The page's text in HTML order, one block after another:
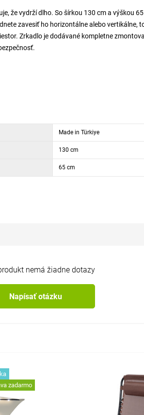
že vydrží dlho. So šírkou 130 cm a výškou
zavesiť ho horizontálne alebo vertikálne,
Zrkadlo je dodávané kompletne
Made in Türkiye
130 cm
65 cm
nemá žiadne dotazy
Napísať otázku
zadarmo